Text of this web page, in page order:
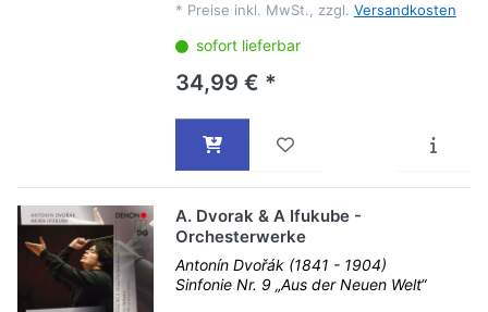
* Preise inkl. MwSt., zzgl. Versandkosten
sofort lieferbar
34,99 € *
A. Dvorak & A Ifukube -
Orchesterwerke
Antonín Dvořák (1841 - 1904)
Sinfonie Nr. 9 „Aus der Neuen Welt“